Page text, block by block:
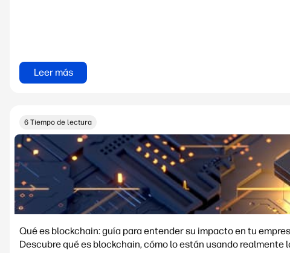
Leer más
6 Tiempo de lectura
Qué es blockchain: guía para entender su impacto en tu
Descubre qué es blockchain, cómo lo están usando